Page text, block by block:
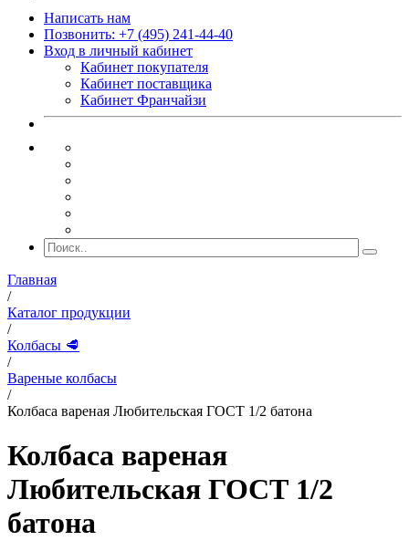
Написать нам
Позвонить: +7 (495) 241-44-40
Вход в личный кабинет
Кабинет покупателя
Кабинет поставщика
Кабинет Франчайзи
Главная
/
Каталог продукции
/
Колбасы 🥩
/
Вареные колбасы
/
Колбаса вареная Любительская ГОСТ 1/2 батона
Колбаса вареная
Любительская ГОСТ 1/2
батона